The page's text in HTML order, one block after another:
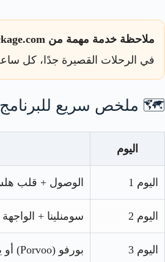
ملاحظة خدمة مهمة من azeripackage.com:
في الرحلات القصيرة جدًا، كل ساعة
🗺️ ملخص سريع للبرنامج (5 أيام / خمسة
اليوم
اليوم 1 الوصول + قلب
اليوم 2 سومنلينا + الواجهة
اليوم 3 بورفو (Porvoo) أو يوم رومانسي قريب